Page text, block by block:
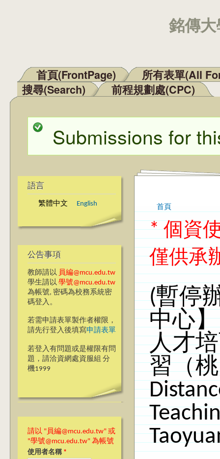
銘傳
主選單
首頁(FrontPage)
所有表單(All
搜尋(Search)
前程規劃處(CPC)
狀態訊息
Submissions for
語言
繁體中文 English
公告事項
教師請以 員編@mcu.edu.tw
學生請以 學號@mcu.edu.tw
為帳號, 密碼為校務系統密
碼登入。
若需申請表單製作者權限，
請先行登入後填寫申請表單
若登入有問題或是權限有問
題，請洽資網處資服組 分
機1999
請以 "員編@mcu.edu.tw" 或
"學號@mcu.edu.tw" 為帳號
使用者名稱 *
您在這裡
首頁
* 個資
僅供承
(暫停
中心
人才
習（